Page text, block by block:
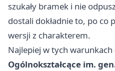
szukały bramek i nie
dostali dokładnie to, po co
wersji z charakterem.
Najlepiej w tych warunkach
Ogólnokształcące im.